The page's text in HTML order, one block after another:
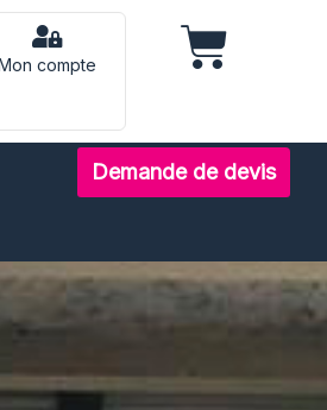
compte Panier
Demande de devis